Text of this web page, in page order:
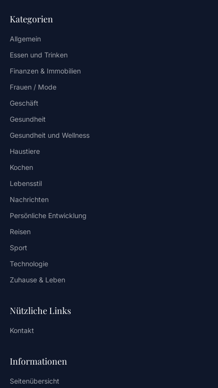
Kategorien
Allgemein
Essen und Trinken
Finanzen & Immobilien
Frauen / Mode
Geschäft
Gesundheit
Gesundheit und Wellness
Haustiere
Kochen
Lebensstil
Nachrichten
Persönliche Entwicklung
Reisen
Sport
Technologie
Zuhause & Leben
Nützliche Links
Kontakt
Informationen
Seitenübersicht